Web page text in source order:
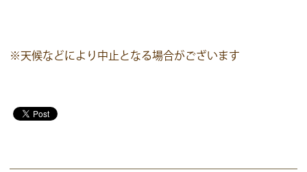
※天候などにより中止となる場合がございます